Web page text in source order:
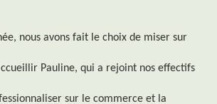
nous avons fait le choix de miser sur
Pauline, qui a rejoint nos effectifs
sur le commerce et la